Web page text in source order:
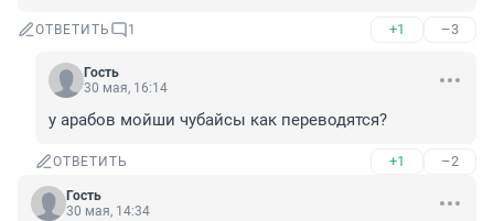
ОТВЕТИТЬ 1 +1 –3
Гость
30 мая, 16:14
у арабов мойши чубайсы как переводятся?
ОТВЕТИТЬ +1 –2
Гость
30 мая, 14:34